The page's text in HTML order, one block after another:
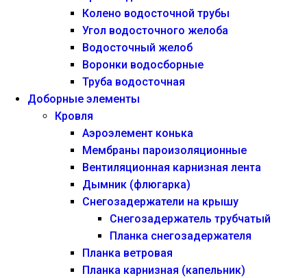
Колено водосточной трубы
Угол водосточного желоба
Водосточный желоб
Воронки водосборные
Труба водосточная
Доборные элементы
Кровля
Аэроэлемент конька
Мембраны пароизоляционные
Вентиляционная карнизная лента
Дымник (флюгарка)
Снегозадержатели на крышу
Снегозадержатель трубчатый
Планка снегозадержателя
Планка ветровая
Планка карнизная (капельник)